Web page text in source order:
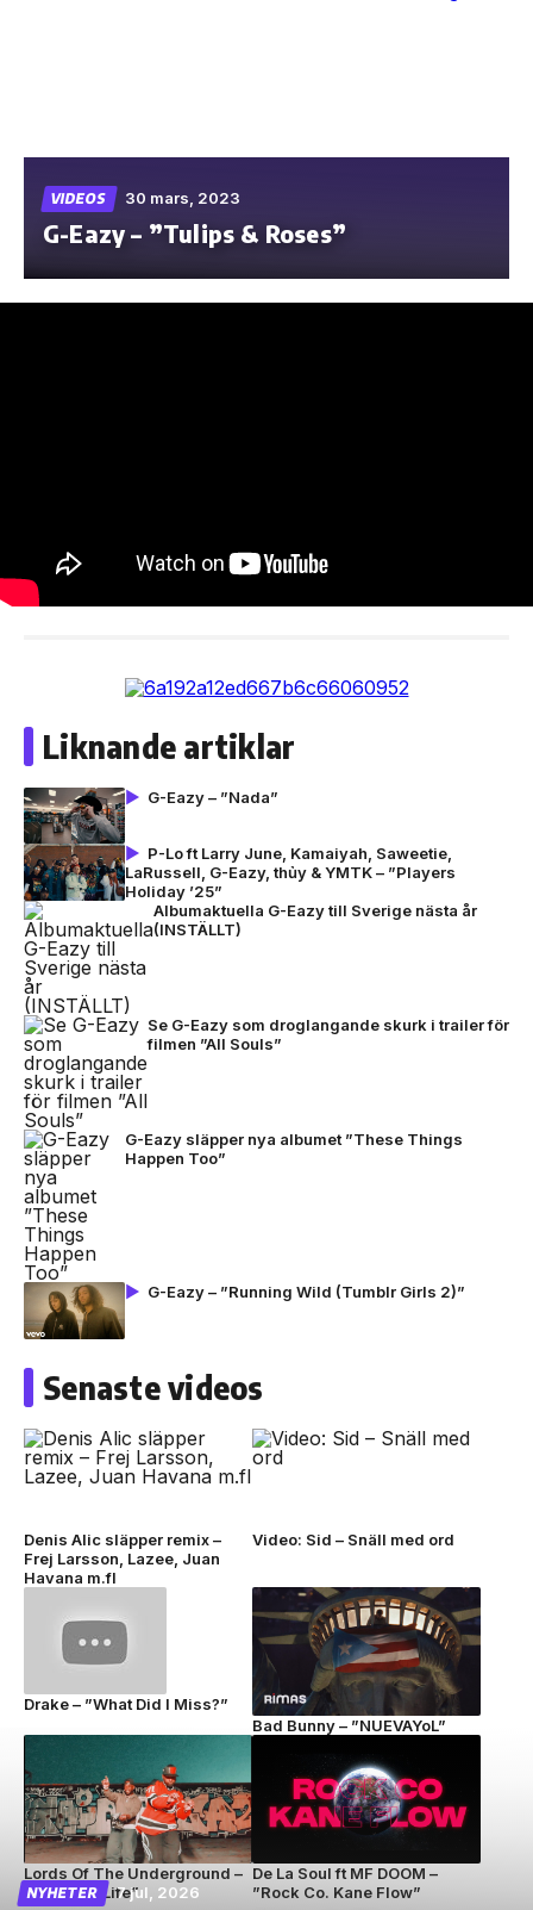
content
VIDEOS 30 mars, 2023
G-Eazy – ”Tulips & Roses”
Liknande artiklar
G-Eazy – ”Nada”
P-Lo ft Larry June, Kamaiyah, Saweetie,
LaRussell, G-Eazy, thủy & YMTK – ”Players
Holiday ’25”
Albumaktuella G-Eazy till Sverige nästa år
(INSTÄLLT)
Se G-Eazy som droglangande skurk i trailer för
filmen ”All Souls”
G-Eazy släpper nya albumet ”These Things
Happen Too”
G-Eazy – ”Running Wild (Tumblr Girls 2)”
Senaste videos
Denis Alic släpper remix –
Frej Larsson, Lazee, Juan
Havana m.fl
Video: Sid – Snäll med ord
Drake – ”What Did I Miss?”
Bad Bunny – ”NUEVAYoL”
Lords Of The Underground –
”Circle Of Life”
De La Soul ft MF DOOM –
”Rock Co. Kane Flow”
NYHETER 7 jul, 2026